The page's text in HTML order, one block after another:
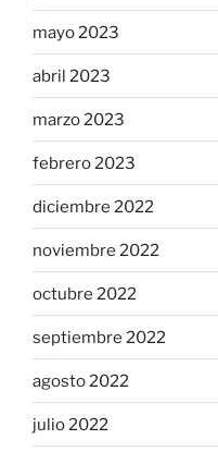
mayo 2023
abril 2023
marzo 2023
febrero 2023
diciembre 2022
noviembre 2022
octubre 2022
septiembre 2022
agosto 2022
julio 2022